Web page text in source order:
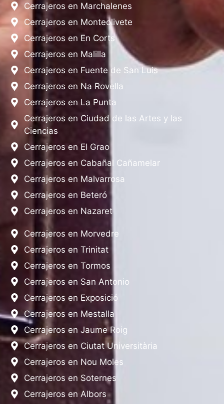
Cerrajeros en Marchalenes
Cerrajeros en Monteolivete
Cerrajeros en En Corts
Cerrajeros en Malilla
Cerrajeros en Fuente de San Luis
Cerrajeros en Na Rovella
Cerrajeros en La Punta
Cerrajeros en Ciudad de las Artes y las
Ciencias
Cerrajeros en El Grao
Cerrajeros en Cabañal Cañamelar
Cerrajeros en Malvarrosa
Cerrajeros en Beteró
Cerrajeros en Nazaret
Cerrajeros en Morvedre
Cerrajeros en Trinitat
Cerrajeros en Tormos
Cerrajeros en San Antonio
Cerrajeros en Exposició
Cerrajeros en Mestalla
Cerrajeros en Jaume Roig
Cerrajeros en Ciutat Universitària
Cerrajeros en Nou Moles
Cerrajeros en Soternes
Cerrajeros en Albors